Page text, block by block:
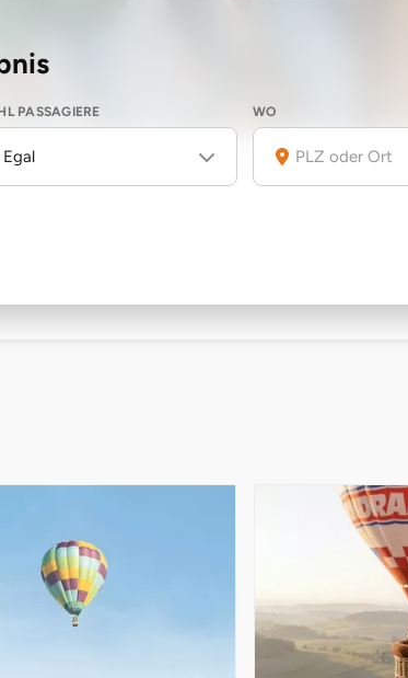
PASSAGIERE
Egal
WO